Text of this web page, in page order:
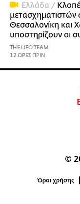
Ελλάδα /
μετασχηματιστών
Θεσσαλονίκη και
υποστηρίζουν οι
THE LIFO TEAM
12 ΩΡΕΣ ΠΡΙΝ
©
Όροι χρήσης